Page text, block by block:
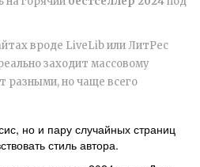
вроде LiveLib или ЛитРес
заходит массовому
но чаще всего
но и пару случайных страниц
стиль автора.